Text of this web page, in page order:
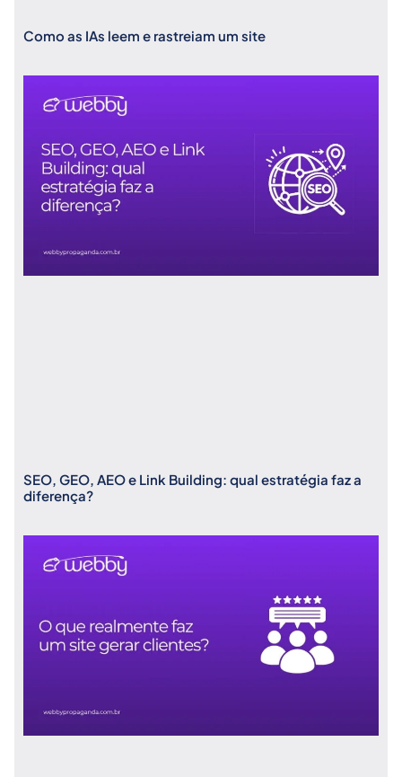
Como as IAs leem e rastreiam um site
SEO, GEO, AEO e Link Building: qual estratégia faz a
diferença?